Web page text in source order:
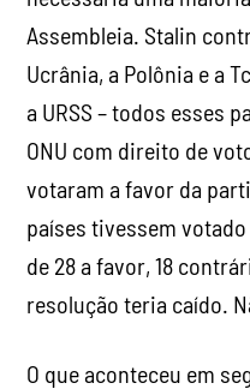
Assembleia. Stalin
Ucrânia, a Polônia e a
a URSS – todos esses
ONU com direito de
votaram a favor da
países tivessem
de 28 a favor, 18
resolução teria caído.
O que aconteceu em